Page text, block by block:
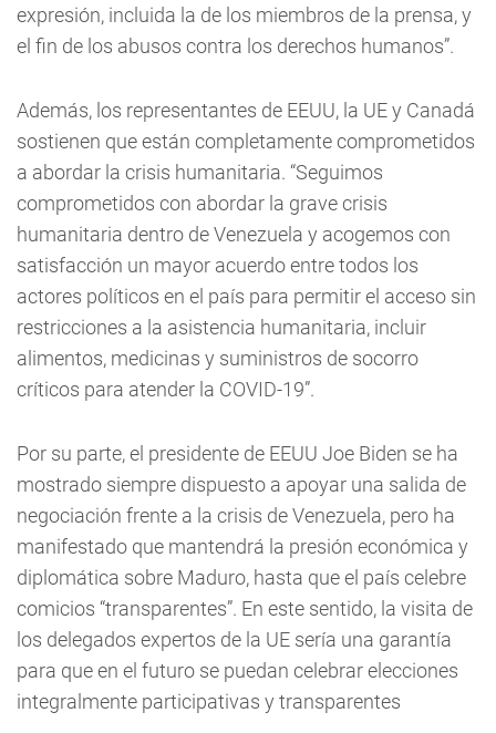
expresión, incluida la de los miembros de la prensa, y
el fin de los abusos contra los derechos humanos”.
Además, los representantes de EEUU, la UE y Canadá
sostienen que están completamente comprometidos
a abordar la crisis humanitaria. “Seguimos
comprometidos con abordar la grave crisis
humanitaria dentro de Venezuela y acogemos con
satisfacción un mayor acuerdo entre todos los
actores políticos en el país para permitir el acceso sin
restricciones a la asistencia humanitaria, incluir
alimentos, medicinas y suministros de socorro
críticos para atender la COVID-19”.
Por su parte, el presidente de EEUU Joe Biden se ha
mostrado siempre dispuesto a apoyar una salida de
negociación frente a la crisis de Venezuela, pero ha
manifestado que mantendrá la presión económica y
diplomática sobre Maduro, hasta que el país celebre
comicios “transparentes”. En este sentido, la visita de
los delegados expertos de la UE sería una garantía
para que en el futuro se puedan celebrar elecciones
integralmente participativas y transparentes